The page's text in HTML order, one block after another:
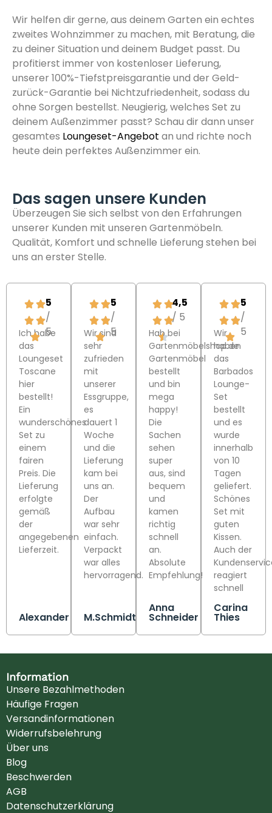
Wir helfen dir gerne, aus deinem Garten ein echtes
zweites Wohnzimmer zu machen, mit Beratung, die
zu deiner Situation und deinem Budget passt. Du
profitierst immer von kostenloser Lieferung,
unserer 100%-Tiefstpreisgarantie und der Geld-
zurück-Garantie bei Nichtzufriedenheit, sodass du
ohne Sorgen bestellst. Neugierig, welches Set zu
deinem Außenzimmer passt? Schau dir dann unser
gesamtes Loungeset-Angebot an und richte noch
heute dein perfektes Außenzimmer ein.
Das sagen unsere Kunden
Überzeugen Sie sich selbst von den Erfahrungen
unserer Kunden mit unseren Gartenmöbeln.
Qualität, Komfort und schnelle Lieferung stehen bei
uns an erster Stelle.
5
/
5
Ich habe
das
Loungeset
Toscane
hier
bestellt!
Ein
wunderschönes
Set zu
einem
fairen
Preis. Die
Lieferung
erfolgte
gemäß
der
angegebenen
Lieferzeit.
Alexander
5
/
5
Wir sind
sehr
zufrieden
mit
unserer
Essgruppe,
es
dauert 1
Woche
und die
Lieferung
kam bei
uns an.
Der
Aufbau
war sehr
einfach.
Verpackt
war alles
hervorragend.
M.Schmidt
4,5
/ 5
Hab bei
Gartenmöbelshop.de
Gartenmöbel
bestellt
und bin
mega
happy!
Die
Sachen
sehen
super
aus, sind
bequem
und
kamen
richtig
schnell
an.
Absolute
Empfehlung!
Anna
Schneider
5
/
5
Wir
haben
das
Barbados
Lounge-
Set
bestellt
und es
wurde
innerhalb
von 10
Tagen
geliefert.
Schönes
Set mit
guten
Kissen.
Auch der
reagiert
schnell
Carina
Thies
Information
Unsere Bezahlmethoden
Häufige Fragen
Versandinformationen
Widerrufsbelehrung
Über uns
Blog
Beschwerden
AGB
Datenschutzerklärung